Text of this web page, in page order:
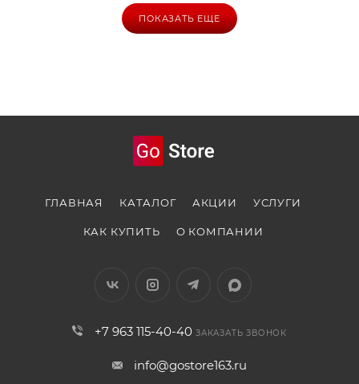
ПОКАЗАТЬ ЕЩЕ
ГЛАВНАЯ КАТАЛОГ АКЦИИ УСЛУГИ
КАК КУПИТЬ О КОМПАНИИ
+7 963 115-40-40 ЗАКАЗАТЬ ЗВОНОК
info@gostore163.ru